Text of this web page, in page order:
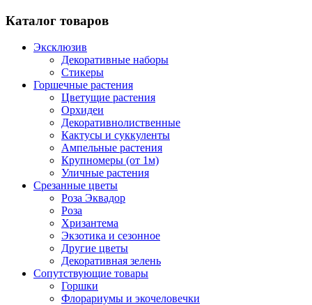
Каталог товаров
Эксклюзив
Декоративные наборы
Стикеры
Горшечные растения
Цветущие растения
Орхидеи
Декоративнолиственные
Кактусы и суккуленты
Ампельные растения
Крупномеры (от 1м)
Уличные растения
Срезанные цветы
Роза Эквадор
Роза
Хризантема
Экзотика и сезонное
Другие цветы
Декоративная зелень
Сопутствующие товары
Горшки
Флорариумы и экочеловечки